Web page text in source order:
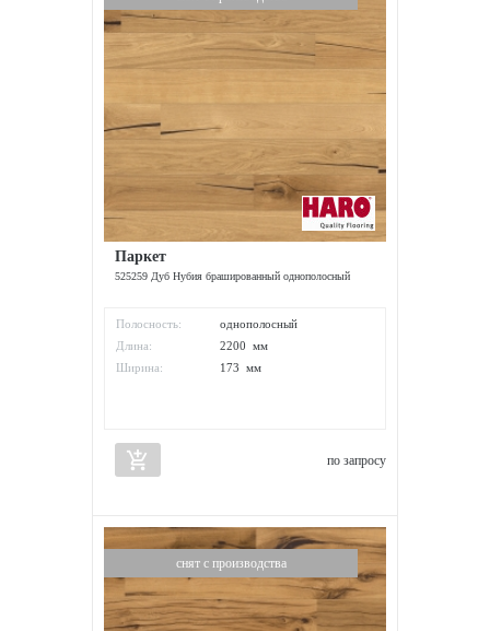
Паркет
525259 Дуб Нубия брашированный однополосный
Полосность:
однополосный
Длина:
2200 мм
Ширина:
173 мм
add_shopping_cart по запросу
снят с производства